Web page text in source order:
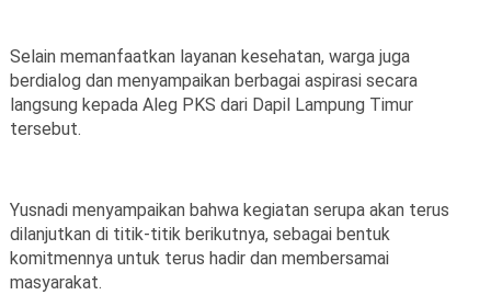
Selain memanfaatkan layanan kesehatan, warga juga
berdialog dan menyampaikan berbagai aspirasi secara
langsung kepada Aleg PKS dari Dapil Lampung Timur
tersebut.
Yusnadi menyampaikan bahwa kegiatan serupa akan terus
dilanjutkan di titik-titik berikutnya, sebagai bentuk
komitmennya untuk terus hadir dan membersamai
masyarakat.